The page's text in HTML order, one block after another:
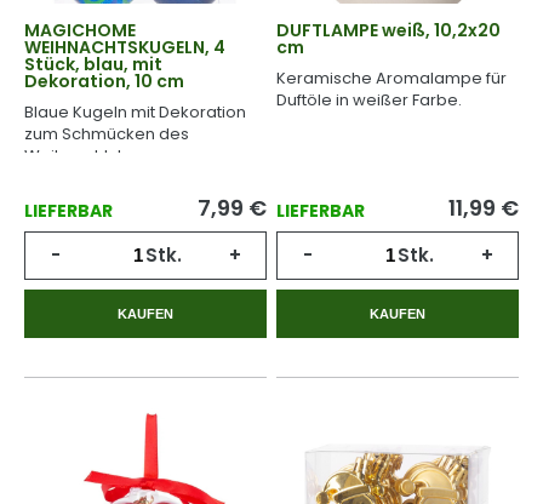
MAGICHOME
WEIHNACHTSKUGELN, 4
Stück, blau, mit
Dekoration, 10 cm
Blaue Kugeln mit Dekoration
zum Schmücken des
Weihnachtsbaumes.
LIEFERBAR 7,99 €
- Stk. +
KAUFEN
DUFTLAMPE weiß, 10,2x20
cm
Keramische Aromalampe für
Duftöle in weißer Farbe.
LIEFERBAR 11,99 €
- Stk. +
KAUFEN